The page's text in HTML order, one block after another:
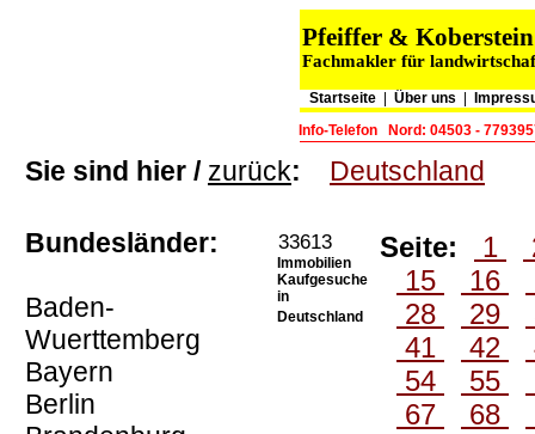
Pfeiffer &
Fachmakler für
Startseite |Über uns
Info-Telefon
Nord: 04503 -
Sie sind hier / zurück: Deutschland
Bundesländer:
Baden-
Wuerttemberg
Bayern
Berlin
33613
Immobilien
Kaufgesuche
in
Deutschland
Seite: 1
15
16
28
29
41
42
54
55
67
68